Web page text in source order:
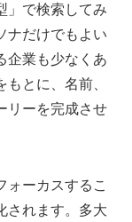
」で検索してみ
ナだけでもよい
企業も少なくあ
とに、名前、
リーを完成させ
ーカスするこ
されます。多大